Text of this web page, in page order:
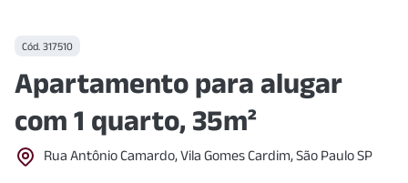
Cód. 317510
Apartamento para alugar
com 1 quarto, 35m²
Rua Antônio Camardo, Vila Gomes Cardim, São Paulo SP